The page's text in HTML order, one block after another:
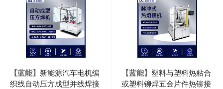
【蓝能】 新能源汽车电机编
织线自动压方成型并线焊接
【蓝能】 塑料与塑料热粘合
或塑料铆焊五金片件热铆接